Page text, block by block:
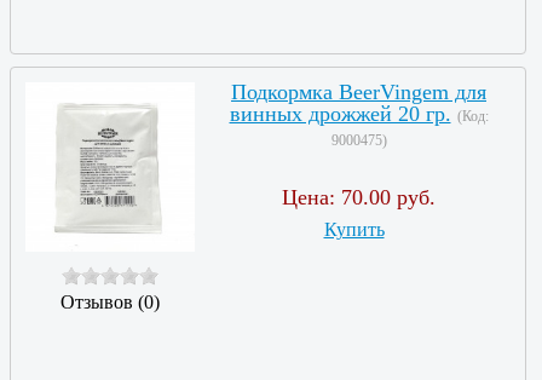
Отзывов (0)
Подкормка BeerVingem для
винных дрожжей 20 гр. (Код:
9000475)
Цена: 70.00 руб.
Купить